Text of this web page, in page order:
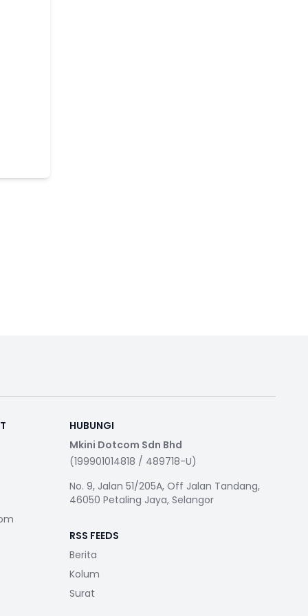
HUBUNGI
Mkini Dotcom Sdn Bhd
(199901014818 / 489718-U)
No. 9, Jalan 51/205A, Off Jalan Tandang,
46050 Petaling Jaya, Selangor
RSS FEEDS
Berita
Kolum
Surat